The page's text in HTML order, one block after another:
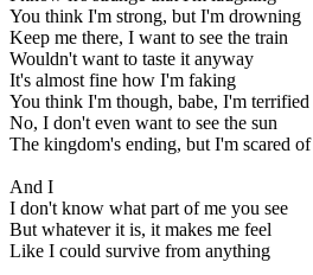
You think I'm strong, but I'm drowning
Keep me there, I want to see the train
Wouldn't want to taste it anyway
It's almost fine how I'm faking
You think I'm though, babe, I'm terrified
No, I don't even want to see the sun
The kingdom's ending, but I'm scared of
And I
I don't know what part of me you see
But whatever it is, it makes me feel
Like I could survive from anything